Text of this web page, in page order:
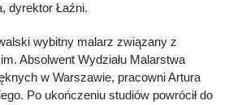
dyrektor Łaźni.
wybitny malarz związany z
Absolwent Wydziału Malarstwa
w Warszawie, pracowni Artura
Po ukończeniu studiów powrócił do